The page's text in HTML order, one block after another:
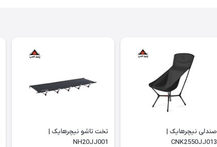
صندلی نیچرهایک |
CNK2550JJ013
تخت تاشو نیچرهایک |
NH20JJ001